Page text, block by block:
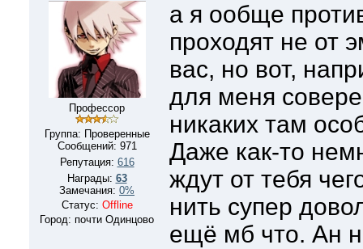
Профессор
Группа: Проверенные
Сообщений: 971
Репутация: 616
Награды: 63
Замечания: 0%
Статус: Offline
Город: почти Одинцово
а я ообще
проходят не от
вас, но вот,
для меня
никаких там
Даже как-то
ждут от тебя
нить супер
ещё мб что. Ан